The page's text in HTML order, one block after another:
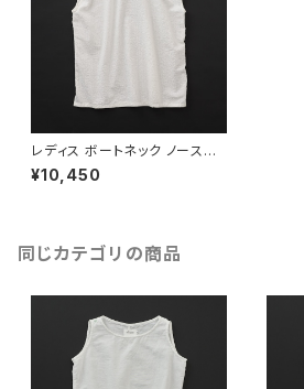
レディス ボートネック ノースリ
ーブ 白×白
¥10,450
同じカテゴリの商品